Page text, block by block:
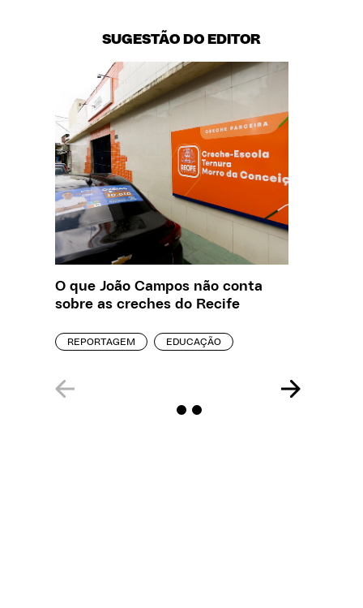
SUGESTÃO DO EDITOR
O que João Campos não conta
sobre as creches do Recife
REPORTAGEM EDUCAÇÃO